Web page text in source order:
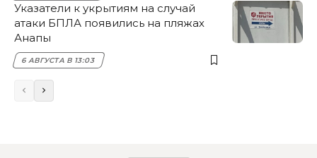
Указатели к укрытиям на случай
атаки БПЛА появились на пляжах
Анапы
6 АВГУСТА В 13:03